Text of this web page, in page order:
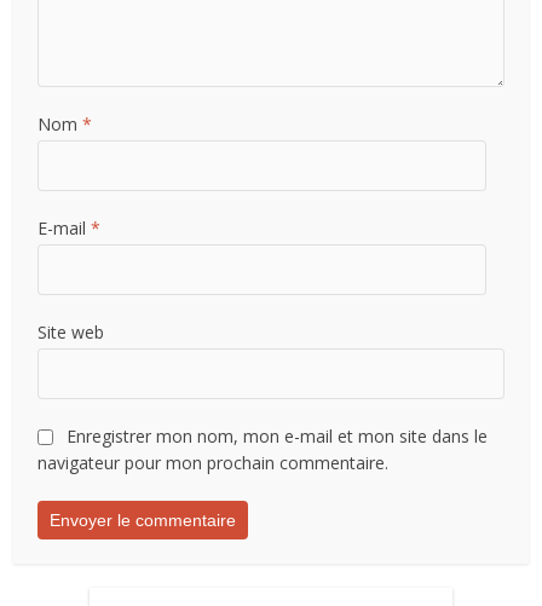
Nom*
E-mail*
Site web
Enregistrer mon nom, mon e-mail et mon site dans le
navigateur pour mon prochain commentaire.